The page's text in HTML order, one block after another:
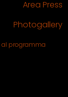
Area Press
Photogallery
al programma